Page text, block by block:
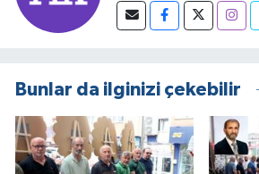
Bunlar da ilginizi çekebilir